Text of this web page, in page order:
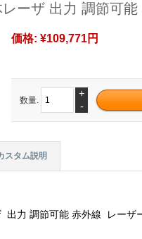
ーザ 出力 調節可
価格:¥109,771円
数量.
+
-
スタム説明
出力 調節可能 赤外線 レーザ